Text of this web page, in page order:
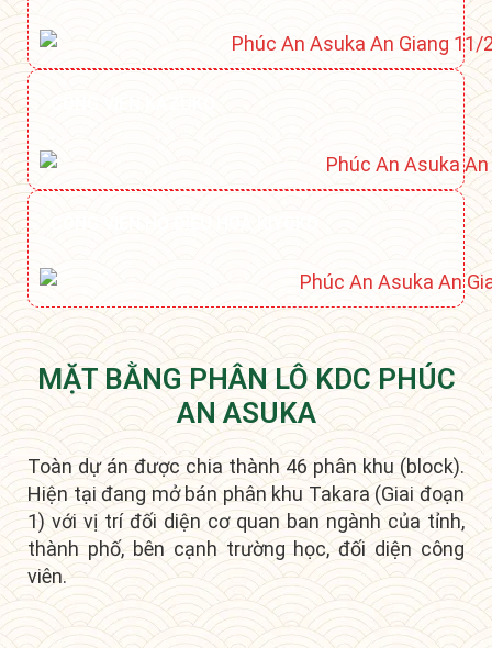
MẶT BẰNG PHÂN LÔ KDC PHÚC
AN ASUKA
Toàn dự án được chia thành 46 phân khu (block).
Hiện tại đang mở bán phân khu Takara (Giai đoạn
1) với vị trí đối diện cơ quan ban ngành của tỉnh,
thành phố, bên cạnh trường học, đối diện công
viên.